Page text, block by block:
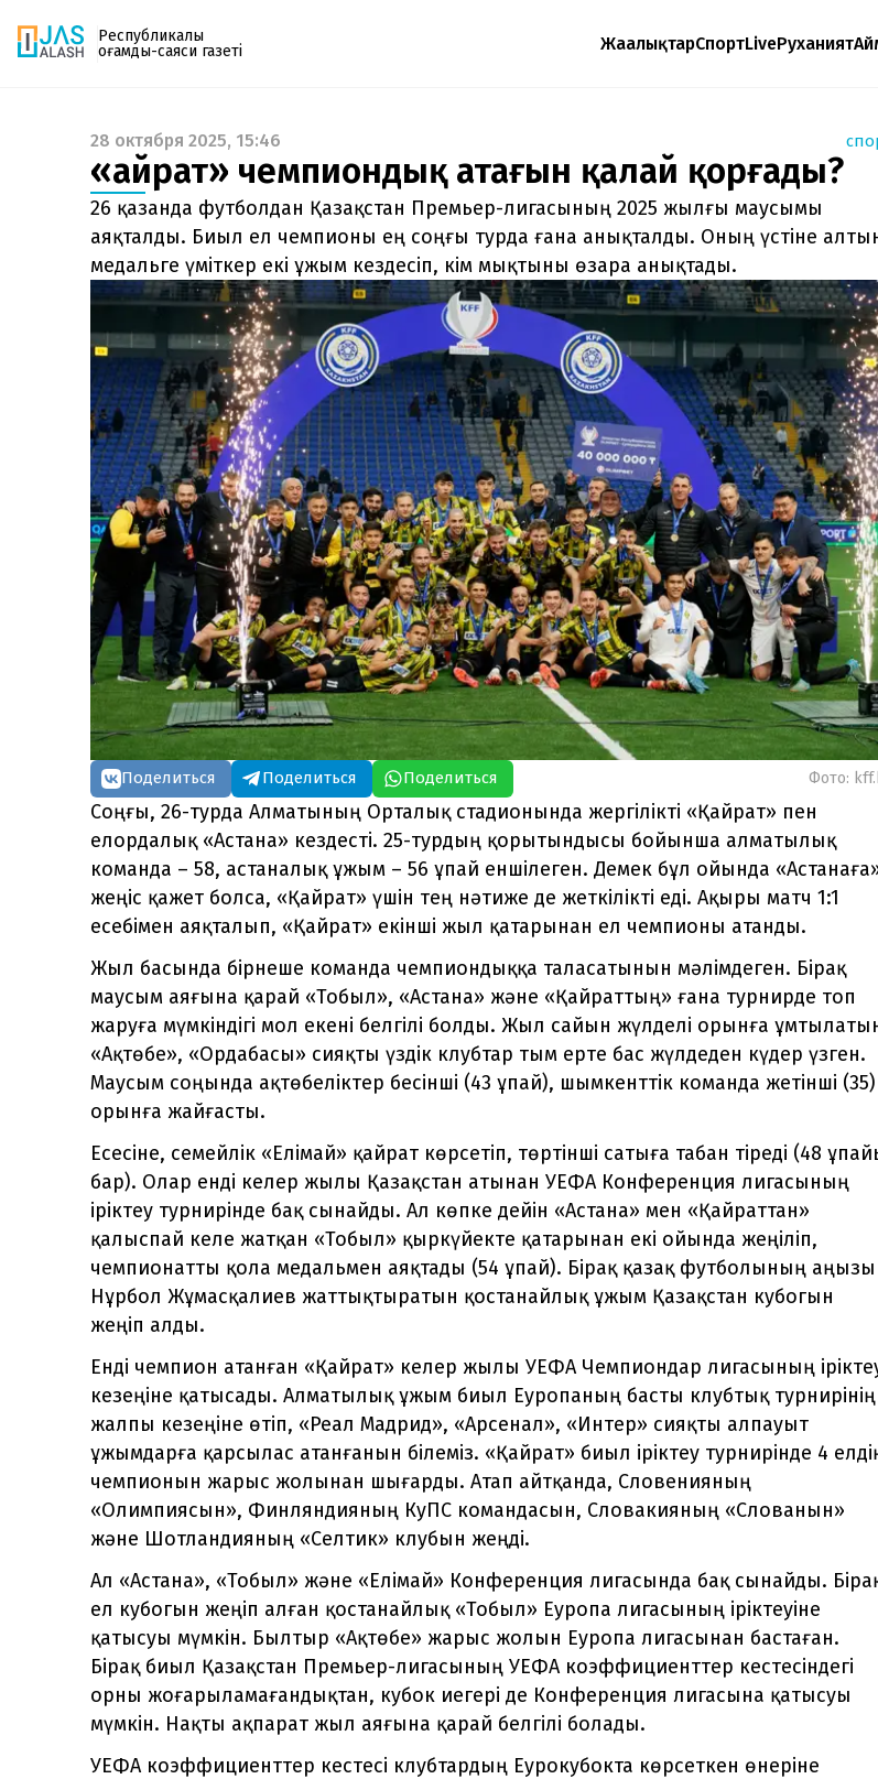
Республикалық
қоғамдық-саяси газеті
ЖаңалықтарСпортLiveРуханият
Газетке жазылу
PDF форматтағы газетті ай сайын электронды
поштаңызға алып отырыңыз. Жаңа нөмір
шыққан сәтте сізге бірден жіберіледі. Тек email
енгізіңіз, біз қалғанын өзіміз жібереміз.
28 октября 2025, 15:46
«Қайрат» чемпиондық атағын қалай қорғады?
26 қазанда футболдан Қазақстан Премьер-лигасының 2025 жылғы маусымы
аяқталды. Биыл ел чемпионы ең соңғы турда ғана анықталды. Оның үстіне
медальге үміткер екі ұжым кездесіп, кім мықтыны өзара анықтады.
Поделиться Поделиться Поделиться Фото:
Соңғы, 26-турда Алматының Орталық стадионында жергілікті «Қайрат» пен
елордалық «Астана» кездесті. 25-турдың қорытындысы бойынша алматылық
команда – 58, астаналық ұжым – 56 ұпай еншілеген. Демек бұл ойында
жеңіс қажет болса, «Қайрат» үшін тең нәтиже де жеткілікті еді. Ақыры матч 1:1
есебімен аяқталып, «Қайрат» екінші жыл қатарынан ел чемпионы атанды.
Жыл басында бірнеше команда чемпиондыққа таласатынын мәлімдеген. Бірақ
маусым аяғына қарай «Тобыл», «Астана» және «Қайраттың» ғана турнирде топ
жаруға мүмкіндігі мол екені белгілі болды. Жыл сайын жүлделі орынға
«Ақтөбе», «Ордабасы» сияқты үздік клубтар тым ерте бас жүлдеден күдер үзген.
Маусым соңында ақтөбеліктер бесінші (43 ұпай), шымкенттік команда жетінші (35)
орынға жайғасты.
Есесіне, семейлік «Елімай» қайрат көрсетіп, төртінші сатыға табан тіреді (48
бар). Олар енді келер жылы Қазақстан атынан УЕФА Конференция лигасының
іріктеу турнирінде бақ сынайды. Ал көпке дейін «Астана» мен «Қайраттан»
қалыспай келе жатқан «Тобыл» қыркүйекте қатарынан екі ойында жеңіліп,
чемпионатты қола медальмен аяқтады (54 ұпай). Бірақ қазақ футболының аңызы
Нұрбол Жұмасқалиев жаттықтыратын қостанайлық ұжым Қазақстан кубогын
жеңіп алды.
Енді чемпион атанған «Қайрат» келер жылы УЕФА Чемпиондар лигасының
кезеңіне қатысады. Алматылық ұжым биыл Еуропаның басты клубтық турнирінің
жалпы кезеңіне өтіп, «Реал Мадрид», «Арсенал», «Интер» сияқты алпауыт
ұжымдарға қарсылас атанғанын білеміз. «Қайрат» биыл іріктеу турнирінде 4
чемпионын жарыс жолынан шығарды. Атап айтқанда, Словенияның
«Олимпиясын», Финляндияның КуПС командасын, Словакияның «Слованын»
және Шотландияның «Селтик» клубын жеңді.
Ал «Астана», «Тобыл» және «Елімай» Конференция лигасында бақ сынайды.
ел кубогын жеңіп алған қостанайлық «Тобыл» Еуропа лигасының іріктеуіне
қатысуы мүмкін. Былтыр «Ақтөбе» жарыс жолын Еуропа лигасынан бастаған.
Бірақ биыл Қазақстан Премьер-лигасының УЕФА коэффициенттер кестесіндегі
орны жоғарыламағандықтан, кубок иегері де Конференция лигасына қатысуы
мүмкін. Нақты ақпарат жыл аяғына қарай белгілі болады.
УЕФА коэффициенттер кестесі клубтардың Еурокубокта көрсеткен өнеріне